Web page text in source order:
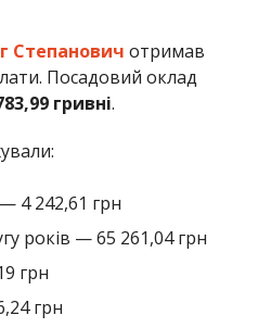
Степанович отримав
Посадовий оклад
гривні.
4 242,61 грн
років — 65 261,04 грн
грн
грн